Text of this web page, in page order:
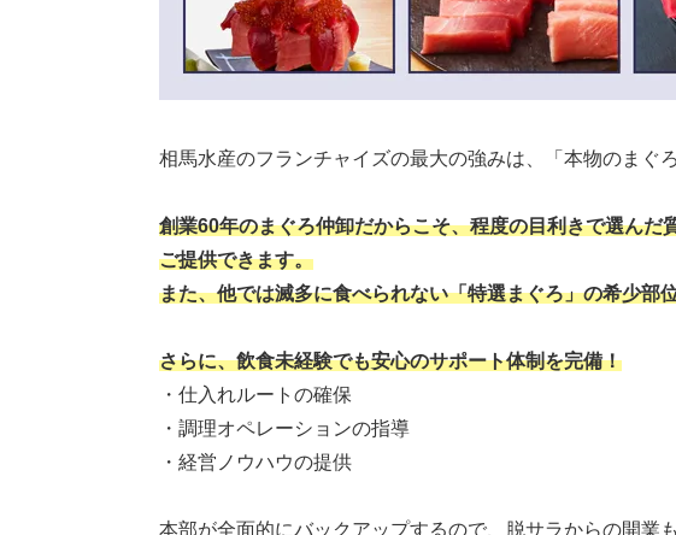
相馬水産のフランチャイズの最大の強みは、「本物のまぐ
創業60年のまぐろ仲卸だからこそ、程度の目利きで選ん
ご提供できます。
また、他では滅多に食べられない「特選まぐろ」の希少部
さらに、飲食未経験でも安心のサポート体制を完備！
・仕入れルートの確保
・調理オペレーションの指導
・経営ノウハウの提供
本部が全面的にバックアップするので、脱サラからの開業